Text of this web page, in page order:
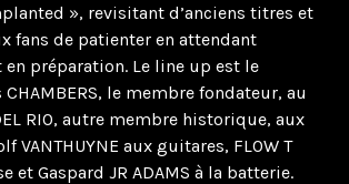
», revisitant d’anciens titres et
fans de patienter en attendant
préparation. Le line up est le
le membre fondateur, au
RIO, autre membre historique, aux
VANTHUYNE aux guitares, FLOW T
et Gaspard JR ADAMS à la batterie.